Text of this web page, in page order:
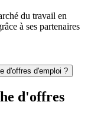
du travail en
à ses partenaires
d'offres d'emploi ?
d'offres